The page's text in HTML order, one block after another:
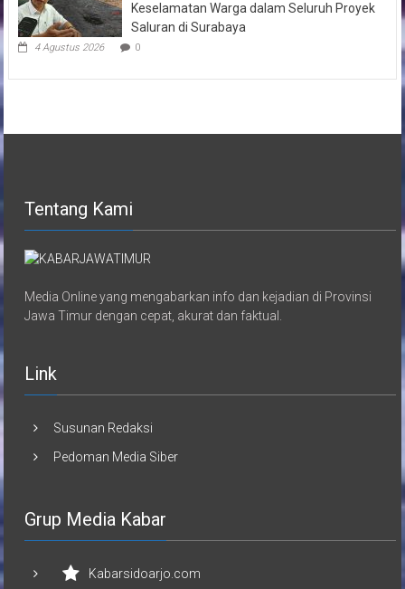
Keselamatan Warga dalam Seluruh Proyek
Saluran di Surabaya
4 Agustus 2026 0
Tentang Kami
Media Online yang mengabarkan info dan kejadian di Provinsi
Jawa Timur dengan cepat, akurat dan faktual.
Link
Susunan Redaksi
Pedoman Media Siber
Grup Media Kabar
Kabarsidoarjo.com